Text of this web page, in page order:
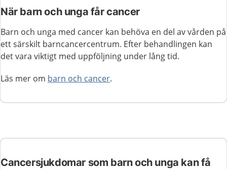
När barn och unga får cancer
Barn och unga med cancer kan behöva en del av vården på
ett särskilt barncancercentrum. Efter behandlingen kan
det vara viktigt med uppföljning under lång tid.
Läs mer om barn och cancer.
Cancersjukdomar som barn och unga kan få